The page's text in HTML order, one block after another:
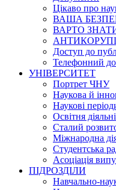
Цікаво про
ВАША
ВАРТО
Доступ до
Телефонний
УНІВЕРСИТЕТ
Портрет ЧНУ
Наукова й
Наукові
Освітня
Сталий
Міжнародна
Студентська
Асоціація
ПІДРОЗДІЛИ
Навчально-